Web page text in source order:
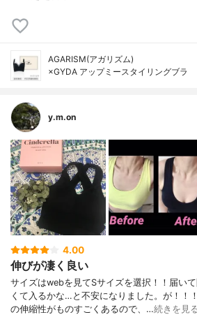
AGARISM(アガリズム)
×GYDA アップミースタイリングブラ
y.m.on
4.00
伸びが凄く良い
サイズはwebを見てSサイズを選択！！届い
くて入るかな…と不安になりました。が！！
の伸縮性がものすごくあるので、…続きを見